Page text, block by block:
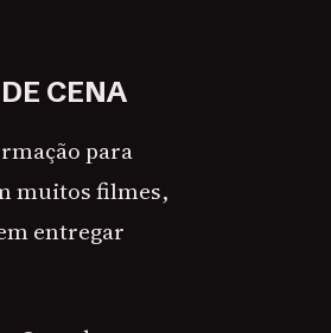
CENA
para
muitos filmes,
entregar